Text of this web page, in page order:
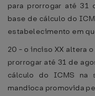
para prorrogar até 31
base de cálculo do
estabelecimento em
20 - o inciso XX altera
prorrogar até 31 de
cálculo do ICMS na
mandioca promovida